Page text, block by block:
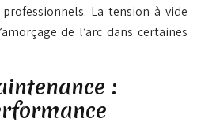
La tension à vide
de l’arc dans certaines
: